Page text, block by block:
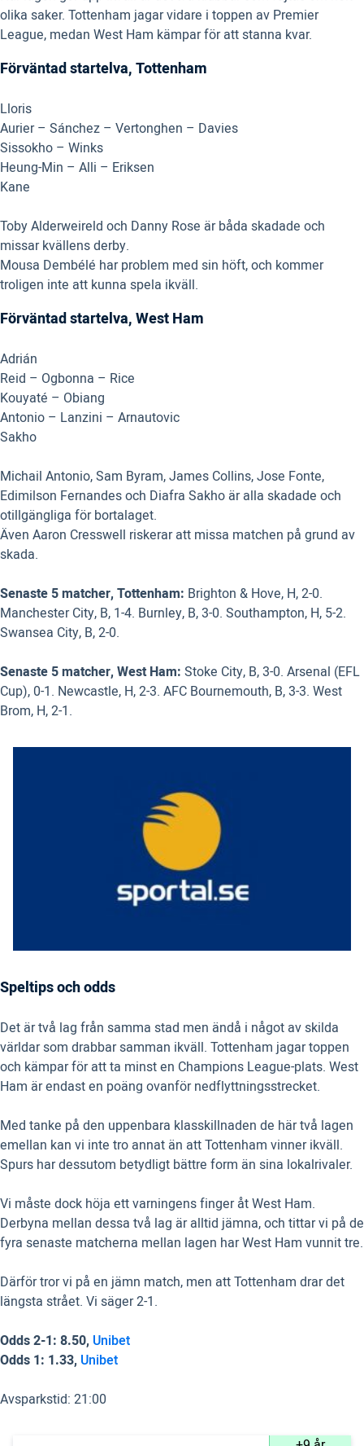
olika saker. Tottenham jagar vidare i toppen av Premier
League, medan West Ham kämpar för att stanna kvar.
Förväntad startelva, Tottenham
Lloris
Aurier – Sánchez – Vertonghen – Davies
Sissokho – Winks
Heung-Min – Alli – Eriksen
Kane
Toby Alderweireld och Danny Rose är båda skadade och
missar kvällens derby.
Mousa Dembélé har problem med sin höft, och kommer
troligen inte att kunna spela ikväll.
Förväntad startelva, West Ham
Adrián
Reid – Ogbonna – Rice
Kouyaté – Obiang
Antonio – Lanzini – Arnautovic
Sakho
Michail Antonio, Sam Byram, James Collins, Jose Fonte,
Edimilson Fernandes och Diafra Sakho är alla skadade och
otillgängliga för bortalaget.
Även Aaron Cresswell riskerar att missa matchen på grund av
skada.
Senaste 5 matcher, Tottenham: Brighton & Hove, H, 2-0.
Manchester City, B, 1-4. Burnley, B, 3-0. Southampton, H, 5-2.
Swansea City, B, 2-0.
Senaste 5 matcher, West Ham: Stoke City, B, 3-0. Arsenal (EFL
Cup), 0-1. Newcastle, H, 2-3. AFC Bournemouth, B, 3-3. West
Brom, H, 2-1.
Speltips och odds
Det är två lag från samma stad men ändå i något av skilda
världar som drabbar samman ikväll. Tottenham jagar toppen
och kämpar för att ta minst en Champions League-plats. West
Ham är endast en poäng ovanför nedflyttningsstrecket.
Med tanke på den uppenbara klasskillnaden de här två lagen
emellan kan vi inte tro annat än att Tottenham vinner ikväll.
Spurs har dessutom betydligt bättre form än sina lokalrivaler.
Vi måste dock höja ett varningens finger åt West Ham.
Derbyna mellan dessa två lag är alltid jämna, och tittar vi på de
fyra senaste matcherna mellan lagen har West Ham vunnit tre.
Därför tror vi på en jämn match, men att Tottenham drar det
längsta strået. Vi säger 2-1.
Odds 2-1: 8.50, Unibet
Odds 1: 1.33, Unibet
Avsparkstid: 21:00